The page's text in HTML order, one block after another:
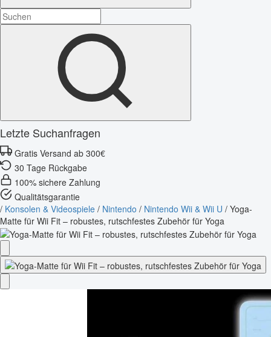
Letzte Suchanfragen
Gratis Versand ab 300€
30 Tage Rückgabe
100% sichere Zahlung
Qualitätsgarantie
/ Konsolen & Videospiele / Nintendo / Nintendo Wii & Wii U / Yoga-
Matte für Wii Fit – robustes, rutschfestes Zubehör für Yoga